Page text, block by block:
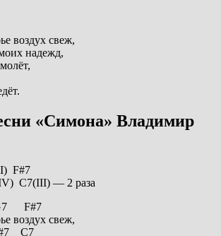
воздух свеж,
надежд,
«Симона» Владимир
F#7
C7(III) — 2 раза
F#7
воздух свеж,
C7